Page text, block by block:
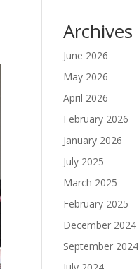
Archives
June 2026
May 2026
April 2026
February 2026
January 2026
July 2025
March 2025
February 2025
December 2024
September 2024